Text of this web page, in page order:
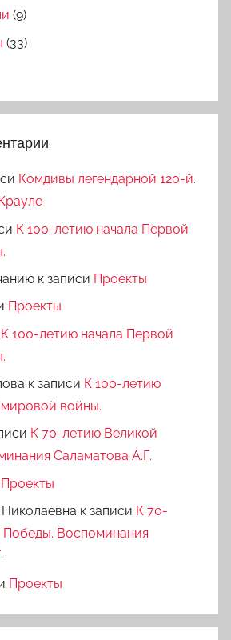
(9)
(33)
Комдивы легендарной 120-й.
К 100-летию начала Первой
к записи Проекты
Проекты
К 100-летию начала Первой
к записи К 100-летию
войны.
К 70-летию Великой
Саламатова А.Г.
Проекты
к записи К 70-
Воспоминания
Проекты